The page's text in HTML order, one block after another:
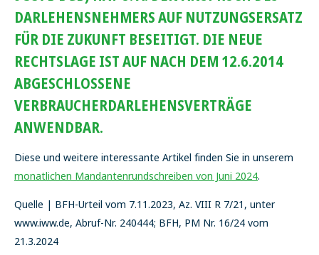
DARLEHENSNEHMERS AUF NUTZUNGSERSATZ
FÜR DIE ZUKUNFT BESEITIGT. DIE NEUE
RECHTSLAGE IST AUF NACH DEM 12.6.2014
ABGESCHLOSSENE
VERBRAUCHERDARLEHENSVERTRÄGE
ANWENDBAR.
Diese und weitere interessante Artikel finden Sie in unserem
monatlichen Mandantenrundschreiben von Juni 2024.
Quelle | BFH-Urteil vom 7.11.2023, Az. VIII R 7/21, unter
www.iww.de, Abruf-Nr. 240444; BFH, PM Nr. 16/24 vom
21.3.2024